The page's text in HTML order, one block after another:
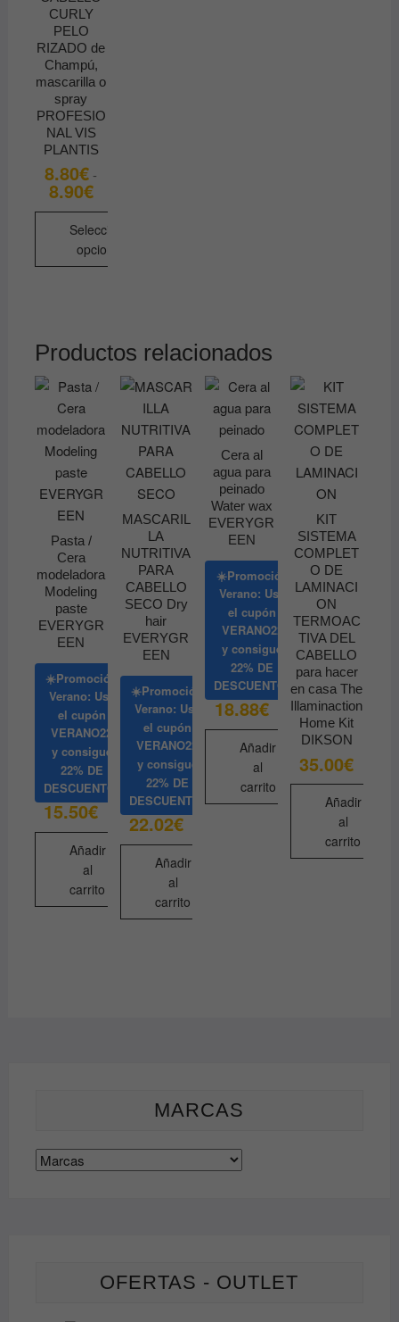
CURLY
PELO
RIZADO de
Champú,
mascarilla o
spray
PROFESIO
NAL VIS
PLANTIS
8.80€ -
8.90€Rango
de
precios:
desde
8.80€
hasta
8.90€
Seleccionar
opciones
múltiples
variantes.
Las
opciones
se
pueden
elegir
en
la
página
de
producto
Productos relacionados
Pasta /
Cera
modeladora
Modeling
paste
EVERYGR
EEN
☀️Promoción
Verano: Usa
el cupón
VERANO22
y consigue
22% DE
DESCUENTO
15.50€
Añadir
al
carrito
MASCARIL
LA
NUTRITIVA
PARA
CABELLO
SECO Dry
hair
EVERYGR
EEN
☀️Promoción
Verano: Usa
el cupón
VERANO22
y consigue
22% DE
DESCUENTO
22.02€
Añadir
al
carrito
Cera al
agua para
peinado
Water wax
EVERYGR
EEN
☀️Promoción
Verano: Usa
el cupón
VERANO22
y consigue
22% DE
DESCUENTO
18.88€
Añadir
al
carrito
KIT
SISTEMA
COMPLET
O DE
LAMINACI
ON
TERMOAC
TIVA DEL
CABELLO
para hacer
en casa The
Illaminaction
Home Kit
DIKSON
35.00€
Añadir
al
carrito
MARCAS
OFERTAS - OUTLET